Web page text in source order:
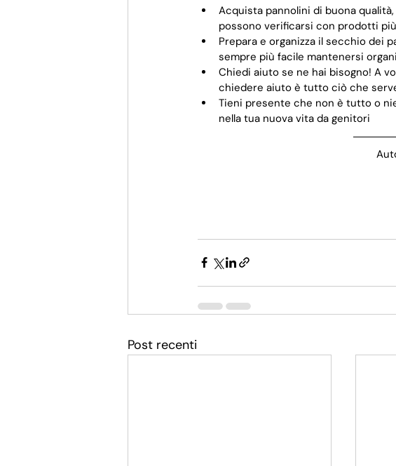
Acquista pannolini di buona
possono verificarsi con prodotti
Prepara e organizza il secchio dei
sempre più facile mantenersi
Chiedi aiuto se ne hai bisogno! A
chiedere aiuto è tutto ciò che
Tieni presente che non è tutto o
nella tua nuova vita da genitori
Post recenti